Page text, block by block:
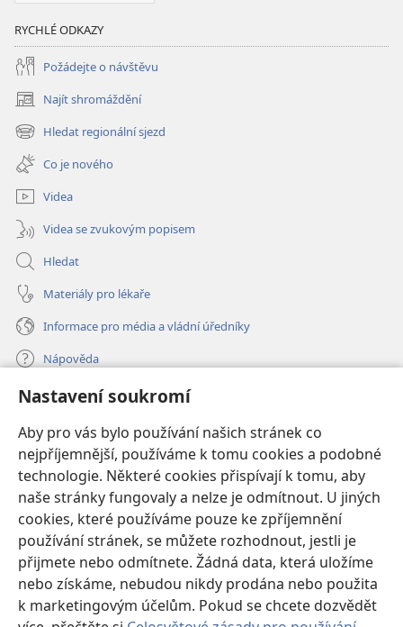
Nastavení soukromí
Aby pro vás bylo používání našich stránek co
nejpříjemnější, používáme k tomu cookies a podobné
technologie. Některé cookies přispívají k tomu, aby
naše stránky fungovaly a nelze je odmítnout. U jiných
cookies, které používáme pouze ke zpříjemnění
používání stránek, se můžete rozhodnout, jestli je
přijmete nebo odmítnete. Žádná data, která uložíme
nebo získáme, nebudou nikdy prodána nebo použita
k marketingovým účelům. Pokud se chcete dozvědět
RYCHLÉ ODKAZY
Požádejte o návštěvu
Najít shromáždění
(otevřeno
nové
okno)
Hledat regionální sjezd
(otevřeno
nové
okno)
Co je nového
Videa
Videa se zvukovým popisem
Hledat
Materiály pro lékaře
Informace pro média a vládní úředníky
Nápověda
Dary
nové
okno) ONLINE KNIHOVNA Strážné věže
(otevřeno
nové
okno)JW Hub®
(otevřeno
nové
okno)JW Library
Watchtower Library